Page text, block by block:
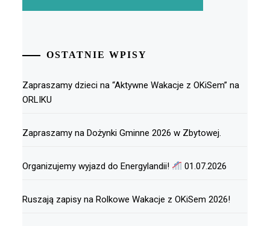
OSTATNIE WPISY
Zapraszamy dzieci na “Aktywne Wakacje z OKiSem” na
ORLIKU
Zapraszamy na Dożynki Gminne 2026 w Zbytowej.
Organizujemy wyjazd do Energylandii! 01.07.2026
Ruszają zapisy na Rolkowe Wakacje z OKiSem 2026!